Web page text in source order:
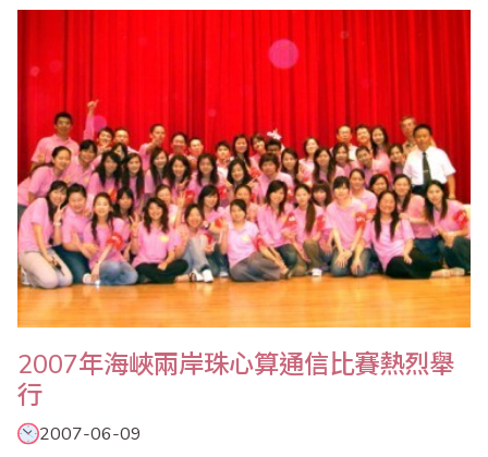
拉、香港、澳門等國家或地區超過500名同好及選手與會。8月18日
上午8時，世界珠算心算聯合第2屆珠心算比賽正式開始，在簡單的
開幕儀式後，大會依照小學A組、學生..
2007年海峽兩岸珠心算通信比賽熱烈舉
行
2007-06-09